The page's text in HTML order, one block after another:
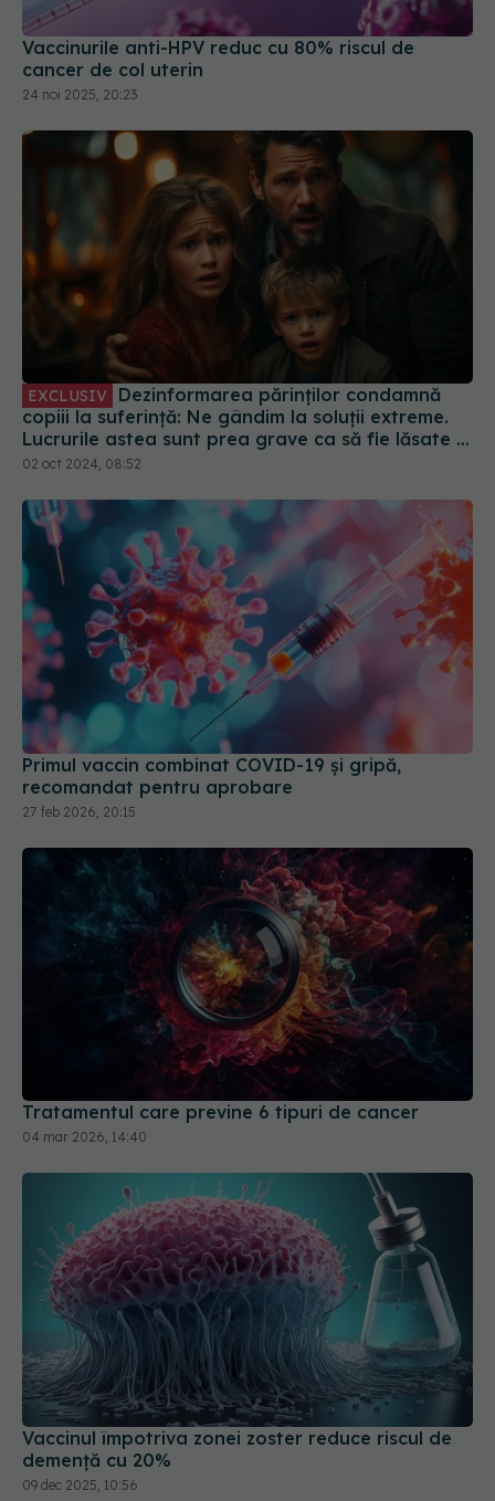
Vaccinurile anti-HPV reduc cu 80% riscul de
cancer de col uterin
24 noi 2025, 20:23
EXCLUSIV
copiii la suferință: Ne gândim la soluții extreme.
Lucrurile astea sunt prea grave ca să fie lăsate la
decizia unor părinți care trăiesc într-o lume
02 oct 2024, 08:52
Primul vaccin combinat COVID-19 și gripă,
recomandat pentru aprobare
27 feb 2026, 20:15
Tratamentul care previne 6 tipuri de cancer
04 mar 2026, 14:40
Vaccinul împotriva zonei zoster reduce riscul de
demență cu 20%
09 dec 2025, 10:56